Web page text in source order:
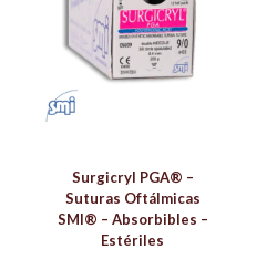
Surgicryl PGA® –
Suturas Oftálmicas
SMI® – Absorbibles –
Estériles